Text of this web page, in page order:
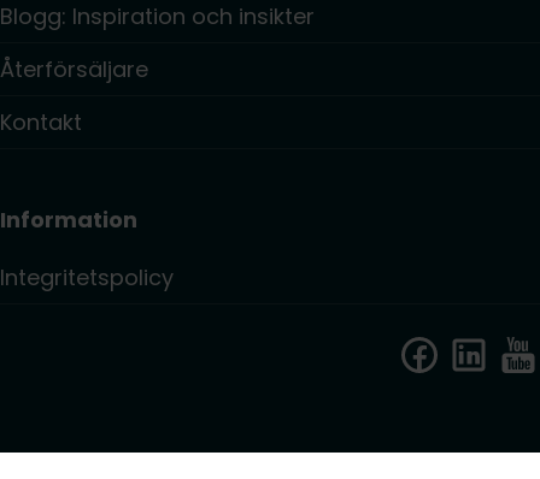
Blogg: Inspiration och insikter
Återförsäljare
Kontakt
Information
Integritetspolicy